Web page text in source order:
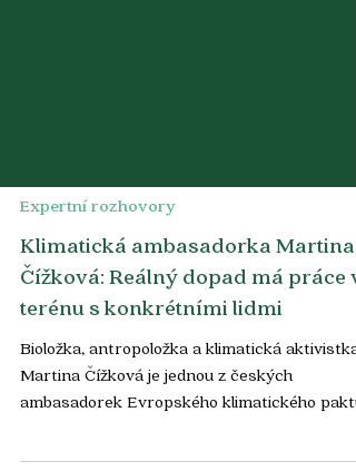
Expertní rozhovory
Klimatická ambasadorka Martina
Čížková: Reálný dopad má práce v
terénu s konkrétními lidmi
Bioložka, antropoložka a klimatická aktivistka
ambasadorek Evropského klimatického paktu